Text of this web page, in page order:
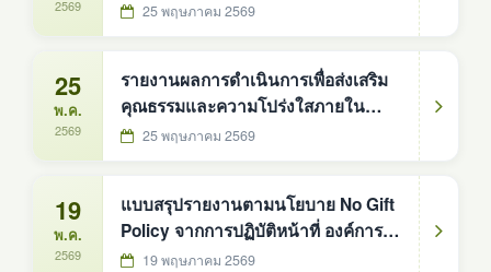
2569
256825 พฤษภาคม 2569
25
พ.ค.
2569
รายงานผลการดำเนินการเพื่อส่งเสริม
คุณธรรมและความโปร่งใสภายใน
หน่วยงานตามมาตรการส่งเสริม
2568
25 พฤษภาคม 2569
19
พ.ค.
2569
แบบสรุปรายงานตามนโยบาย No Gift
Policy จากการปฏิบัติหน้าที่ องค์การ
บริหารส่วนตำบลดงหม้อทองใต้ ประจำ
19 พฤษภาคม 2569